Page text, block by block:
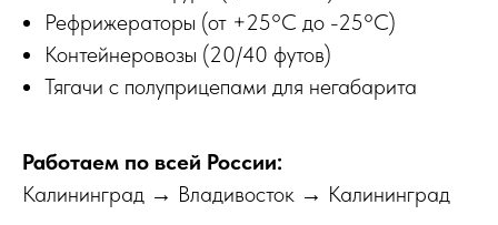
Рефрижераторы (от +25°C до -25°C)
Контейнеровозы (20/40 футов)
Тягачи с полуприцепами для негабарита
Работаем по всей России:
Калининград → Владивосток → Калининград